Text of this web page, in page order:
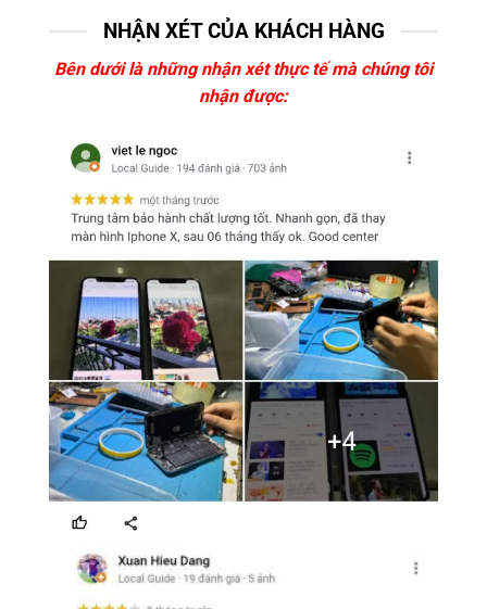
NHẬN XÉT CỦA KHÁCH HÀNG
Bên dưới là những nhận xét thực tế mà chúng tôi
nhận được: